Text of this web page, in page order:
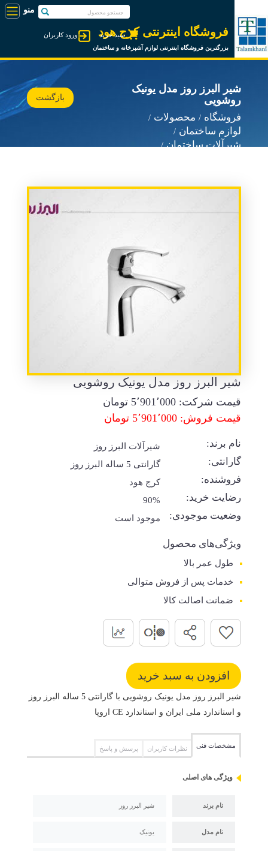
فروشگاه اینترنتی کرج هود
بزرگترین فروشگاه اینترنتی لوازم آشپزخانه و ساختمان
ورود کاربران سبد خرید
شیر البرز روز مدل یونیک
روشویی
فروشگاه
محصولات
لوازم ساختمان
شیرآلات ساختمان
بازگشت
شیر البرز روز مدل یونیک روشویی
قیمت شرکت: 5٬901٬000 تومان
قیمت فروش: 5٬901٬000 تومان
نام برند: شیرآلات البرز روز
گارانتی: گارانتی 5 ساله البرز روز
فروشنده: کرج هود
رضایت خرید: 90%
وضعیت موجودی: موجود است
ویژگی‌های محصول
طول عمر بالا
خدمات پس از فروش متوالی
ضمانت اصالت کالا
شیر البرز روز مدل یونیک روشویی با گارانتی 5 ساله البرز روز
و استاندارد ملی ایران و استاندارد CE اروپا
مشخصات فنی نظرات کاربران پرسش و پاسخ
ویژگی های اصلی
نام برند شیر البرز روز
نام مدل یونیک